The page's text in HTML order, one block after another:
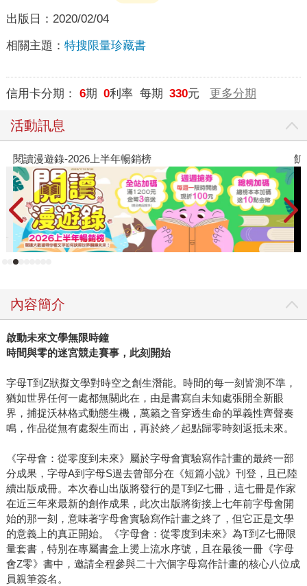
出版日： 2020/02/04
相關主題： 特搜限量珍藏書
信用卡分期： 6期 0利率 每期 330元 更多分期
活動訊息
閱讀漫遊錄-2026上半年暢銷榜 飢
內容簡介
啟動未來文學無限時鐘
時間與零的迷宮競走賽事，此刻開始
字母T到Z狀擬文學對時空之創生潛能。時間的每一刻皆測不準，
猶如世界任何一處都無關此在，由是書寫自未知處張開全新眼
界，捕捉沃林格式動態生機，萬籟之音穿透生命的單義性齊聲奏
鳴，作品從無有處裂生而出，再於終／起點歸零時刻返抵未來。
《字母會：從零度到未來》屬於字母會實驗寫作計畫的最終一部
分成果，字母A到字母S過去曾部分在《短篇小說》刊登，且已陸
續出版成冊。本次春山出版將發行的是T到Z七冊，這七冊是作家
在近三年來最新的創作成果，此次出版將銜接上七年前字母會開
始的那一刻，意味著字母會實驗寫作計畫之終了，但它正是文學
的意義上的真正開始。《字母會：從零度到未來》為T到Z七冊限
量套書，特別在專屬書盒上燙上流水序號，且在最後一冊《字母
會Z零》書中，邀請全程參與二十六個字母寫作計畫的核心八位成
員親筆簽名。